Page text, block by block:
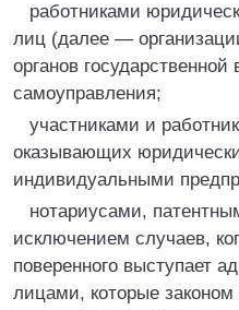
работниками
лиц (далее —
органов
самоуправления;
участниками и
оказывающих
индивидуальными
нотариусами,
исключением случаев,
поверенного выступает
лицами, которые